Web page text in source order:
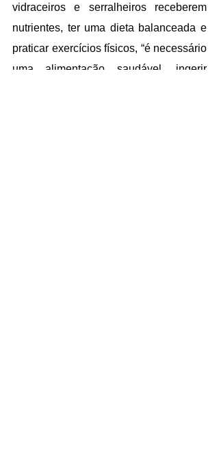
vidraceiros e serralheiros receberem
nutrientes, ter uma dieta balanceada e
praticar exercícios físicos, “é necessário
uma alimentação saudável, ingerir